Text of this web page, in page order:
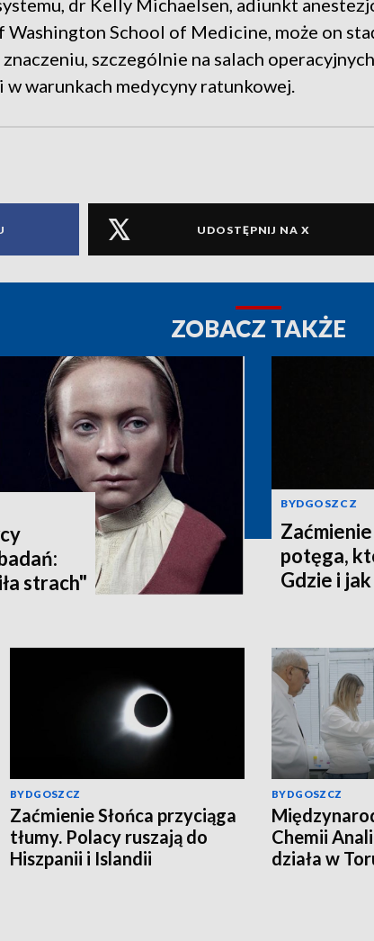
dr Kelly Michaelsen, adiunkt
School of Medicine, może on
szczególnie na salach
warunkach medycyny ratunkowej.
UDOSTĘPNIJ NA X
ZOBACZ TAKŻE
strach"
BYDGOSZCZ
potęga,
Gdzie i
BYDGOSZCZ
Zaćmienie Słońca przyciąga
tłumy. Polacy ruszają do
Hiszpanii i Islandii
BYDGOSZCZ
Chemii
działa w